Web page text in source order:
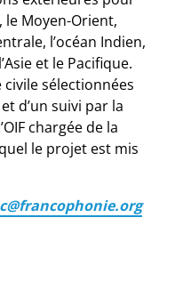
le Moyen-Orient,
l’océan Indien,
et le Pacifique.
sélectionnées
d’un suivi par la
chargée de la
le projet est mis